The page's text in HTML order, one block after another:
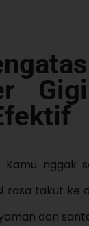
nggak
rasa takut ke
dan